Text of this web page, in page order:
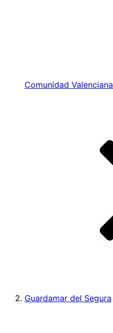
Comunidad Valenciana
Guardamar del Segura